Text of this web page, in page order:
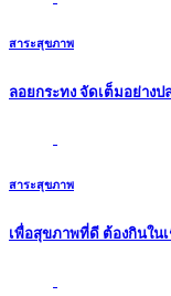
สาระสุขภาพ
ลอยกระทง จัดเต็มอย่าง
สาระสุขภาพ
เพื่อสุขภาพที่ดี ต้องกินใน